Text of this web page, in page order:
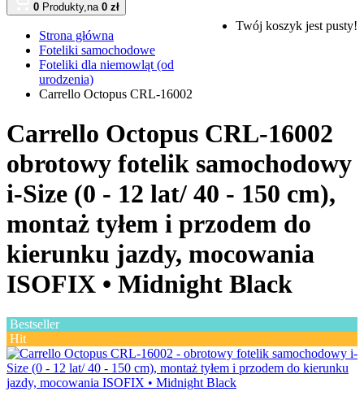
0 Produkty,na 0 zł
Twój koszyk jest pusty!
Strona główna
Foteliki samochodowe
Foteliki dla niemowląt (od
urodzenia)
Carrello Octopus CRL-16002
Carrello Octopus CRL-16002
obrotowy fotelik samochodowy
i-Size (0 - 12 lat/ 40 - 150 cm),
montaż tyłem i przodem do
kierunku jazdy, mocowania
ISOFIX • Midnight Black
Bestseller
Hit